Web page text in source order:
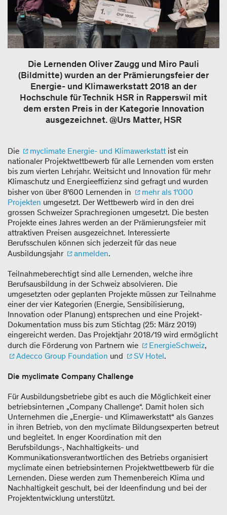
Die Lernenden Oliver Zaugg und Miro Pauli
(Bildmitte) wurden an der Prämierungsfeier der
Energie- und Klimawerkstatt 2018 an der
Hochschule für Technik HSR in Rapperswil mit
dem ersten Preis in der Kategorie Innovation
ausgezeichnet. @Urs Matter, HSR
Die myclimate Energie- und Klimawerkstatt ist ein
nationaler Projektwettbewerb für alle Lernenden vom ersten
bis zum vierten Lehrjahr. Weitsicht und Innovation für mehr
Klimaschutz und Energieeffizienz sind gefragt und wurden
bisher von über 8'600 Lernenden in
mehr als 1'000
Projekten umgesetzt. Der Wettbewerb wird in den drei
grossen Schweizer Sprachregionen umgesetzt. Die besten
Projekte eines Jahres werden an der Prämierungsfeier mit
attraktiven Preisen ausgezeichnet. Interessierte
Berufsschulen können sich jederzeit für das neue
Ausbildungsjahr
anmelden.
Teilnahmeberechtigt sind alle Lernenden, welche ihre
Berufsausbildung in der Schweiz absolvieren. Die
umgesetzten oder geplanten Projekte müssen zur Teilnahme
einer der vier Kategorien (Energie, Sensibilisierung,
Innovation oder Planung) entsprechen und eine Projekt-
Dokumentation muss bis zum Stichtag (25: März 2019)
eingereicht werden. Das Projektjahr 2018/19 wird ermöglicht
durch die Förderung von Partnern wie
EnergieSchweiz,
Adecco Group Foundation und SV Hotel.
Die myclimate Company Challenge
Für Ausbildungsbetriebe gibt es auch die Möglichkeit einer
betriebsinternen „Company Challenge“. Damit holen sich
Unternehmen die „Energie- und Klimawerkstatt“ als Ganzes
in ihren Betrieb, von den myclimate Bildungsexperten betreut
und begleitet. In enger Koordination mit den
Berufsbildungs-, Nachhaltigkeits- und
Kommunikationsverantwortlichen des Betriebs organisiert
myclimate einen betriebsinternen Projektwettbewerb für die
Lernenden. Diese werden zum Themenbereich Klima und
Nachhaltigkeit geschult, bei der Ideenfindung und bei der
Projektentwicklung unterstützt.